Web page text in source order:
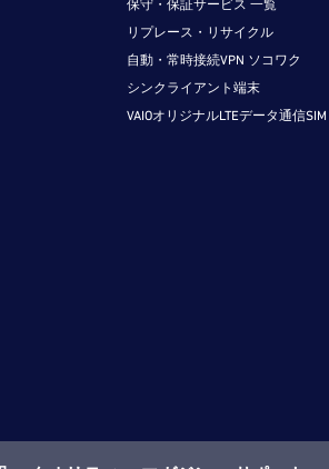
保守・保証サービス 一覧
リプレース・リサイクル
自動・常時接続VPN ソコワク
シンクライアント端末
VAIOオリジナルLTEデータ通信SIM